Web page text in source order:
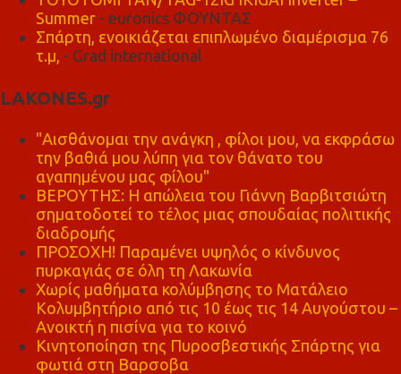
Summer - euronics ΦΟΥΝΤΑΣ
Σπάρτη, ενοικιάζεται επιπλωμένο διαμέρισμα 76
τ.μ, - Grad international
LAKONES.gr
"Αισθάνομαι την ανάγκη , φίλοι μου, να εκφράσω
την βαθιά μου λύπη για τον θάνατο του
αγαπημένου μας φίλου"
ΒΕΡΟΥΤΗΣ: Η απώλεια του Γιάννη Βαρβιτσιώτη
σηματοδοτεί το τέλος μιας σπουδαίας πολιτικής
διαδρομής
ΠΡΟΣΟΧΗ! Παραμένει υψηλός ο κίνδυνος
πυρκαγιάς σε όλη τη Λακωνία
Χωρίς μαθήματα κολύμβησης το Ματάλειο
Κολυμβητήριο από τις 10 έως τις 14 Αυγούστου –
Ανοικτή η πισίνα για το κοινό
Κινητοποίηση της Πυροσβεστικής Σπάρτης για
φωτιά στη Βαρσοβα